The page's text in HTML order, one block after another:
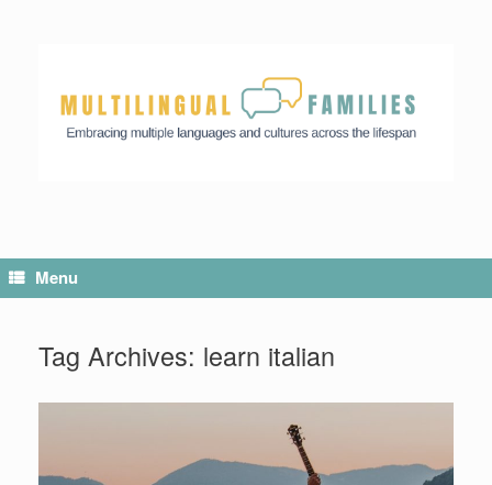
Menu
Tag Archives: learn italian